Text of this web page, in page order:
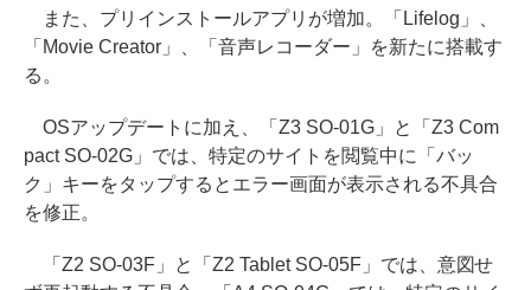
また、プリインストールアプリが増加。「Lifelog」、
「Movie Creator」、「音声レコーダー」を新たに搭載す
る。
OSアップデートに加え、「Z3 SO-01G」と「Z3 Com
pact SO-02G」では、特定のサイトを閲覧中に「バッ
ク」キーをタップするとエラー画面が表示される不具合
を修正。
「Z2 SO-03F」と「Z2 Tablet SO-05F」では、意図せ